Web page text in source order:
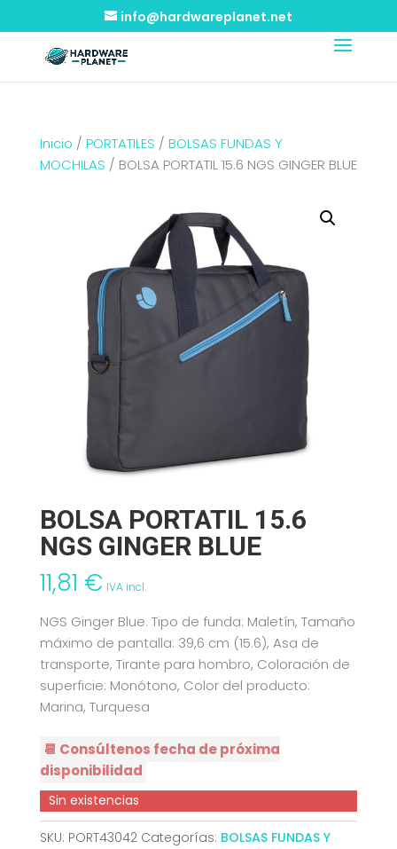
info@hardwareplanet.net
Inicio / PORTATILES / BOLSAS FUNDAS Y
MOCHILAS / BOLSA PORTATIL 15.6 NGS GINGER BLUE
BOLSA PORTATIL 15.6
NGS GINGER BLUE
11,81 € IVA incl.
NGS Ginger Blue. Tipo de funda: Maletín, Tamaño
máximo de pantalla: 39,6 cm (15.6), Asa de
transporte, Tirante para hombro, Coloración de
superficie: Monótono, Color del producto:
Marina, Turquesa
📆 Consúltenos fecha de próxima
disponibilidad
Sin existencias
SKU: PORT43042 Categorías: BOLSAS FUNDAS Y